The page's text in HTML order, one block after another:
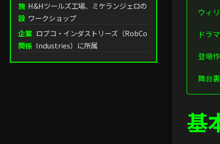
施
設
H&Hツールズ工場、ミケランジェロの
ワークショップ
企業
関係
ロブコ・インダストリーズ（RobCo
Industries）に所属
ウィ
ドラ
登場
舞台裏
基